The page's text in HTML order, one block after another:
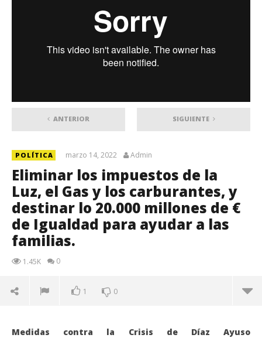
ANTERIOR SIGUIENTE
POLÍTICA marzo 14, 2022 Admin
Eliminar los impuestos de la
Luz, el Gas y los carburantes, y
destinar lo 20.000 millones de €
de Igualdad para ayudar a las
familias.
1.45K 0
1 0
Medidas contra la Crisis de Díaz Ayuso